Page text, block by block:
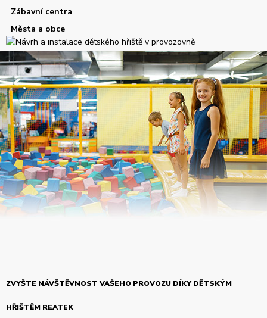
Zábavní centra
Města a obce
ZVYŠTE NÁVŠTĚVNOST VAŠEHO PROVOZU DÍKY DĚTSKÝM
HŘIŠTĚM REATEK